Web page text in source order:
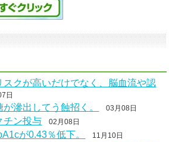
スクが高いだけでなく、脳血流や認
日
滲出してう蝕招く。 03月08日
チン投与 02月08日
が0.43％低下。 11月10日